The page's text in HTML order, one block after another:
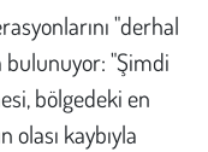
"derhal
bulunuyor: "Şimdi
bölgedeki en
olası kaybıyla